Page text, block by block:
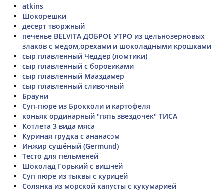
atkins
Шокорешки
десерт творжный
печенье BELVITA ДОБРОЕ УТРО из цельнозерновых
злаков с медом,орехами и шоколадными крошками
сыр плавленный Чеддер (ломтики)
сыр плавленный с боровиками
сыр плавленный Мааздамер
сыр плавленный сливочный
Брауни
Суп-пюре из Брокколи и картофеля
коньяк ординарный "пять звездочек" ТИСА
Котлета 3 вида мяса
Куриная грудка с ананасом
Инжир сушёный (Germund)
Тесто для пельменей
Шоколад Горький с вишней
Суп пюре из тыквы с курицей
Солянка из морской капусты с кукумарией